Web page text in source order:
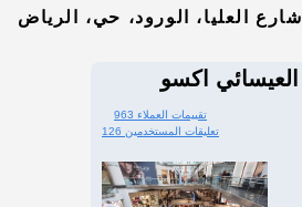
شارع العليا، الورود، حي، الرياض
العيسائي اكسو
963 تقييمات العملاء
126 تعليقات المستخدمين